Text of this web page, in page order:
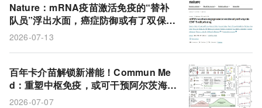
Nature：mRNA疫苗激活免疫的“替补
队员”浮出水面，癌症防御或有了双保
险！
2026-07-13
百年卡介苗解锁新潜能！Commun Me
d：重塑中枢免疫，或可干预阿尔茨海默
早期病理
2026-07-07